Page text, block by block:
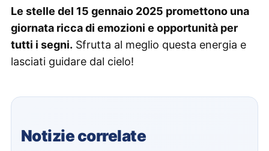
Le stelle del 15 gennaio 2025 promettono una
giornata ricca di emozioni e opportunità per
tutti i segni. Sfrutta al meglio questa energia e
lasciati guidare dal cielo!
Notizie correlate